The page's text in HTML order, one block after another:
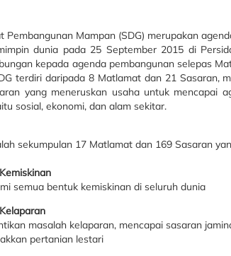
Pembangunan Mampan (SDG) merupakan
dunia pada 25 September 2015 di
kepada agenda pembangunan selepas
terdiri daripada 8 Matlamat dan 21 Sasaran,
yang meneruskan usaha untuk mencapai
sosial, ekonomi, dan alam sekitar.
sekumpulan 17 Matlamat dan 169 Sasaran
semua bentuk kemiskinan di seluruh dunia
masalah kelaparan, mencapai sasaran
pertanian lestari